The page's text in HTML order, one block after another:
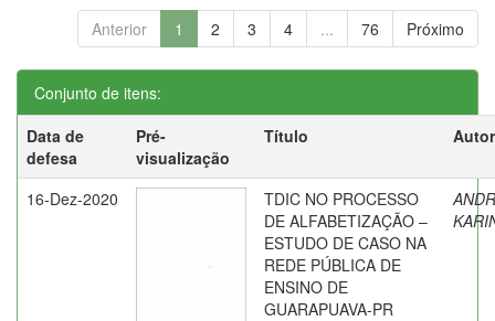
Anterior 1 2 3 4 ... 76 Próximo
Conjunto de itens:
Data de
defesa
Pré-
visualização
Título Autor
16-Dez-2020
TDIC NO PROCESSO
DE ALFABETIZAÇÃO –
ESTUDO DE CASO NA
REDE PÚBLICA DE
ENSINO DE
GUARAPUAVA-PR